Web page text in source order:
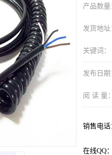
产品数量
发货地址
关键词：
发布日期
阅 读 量：
销售电话
在线QQ：